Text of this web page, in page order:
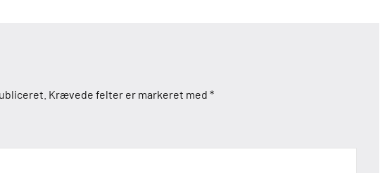
Krævede felter er markeret med *